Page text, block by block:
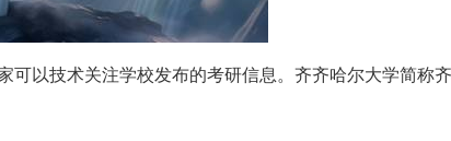
可以技术关注学校发布的考研信息。齐齐哈尔大学简称